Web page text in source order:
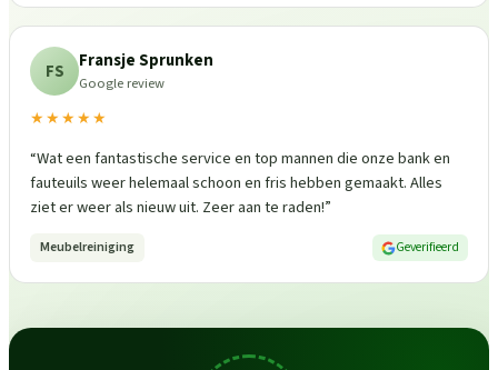
FS Fransje Sprunken
Google review
★★★★★
“Wat een fantastische service en top mannen die onze bank en
fauteuils weer helemaal schoon en fris hebben gemaakt. Alles
ziet er weer als nieuw uit. Zeer aan te raden!”
Meubelreiniging Geverifieerd